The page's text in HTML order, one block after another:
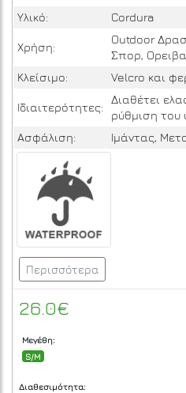
Υλικό:
Cordura
Χρήση:
Outdoor
Σπορ,
Κλείσιμο:
Velcro και
Ιδιαιτερότητες:
Διαθέτει
ρύθμιση
Ασφάλιση:
Ιμάντας,
Περισσότερα
26.0€
Μεγέθη:
S/M
Διαθεσιμότητα: